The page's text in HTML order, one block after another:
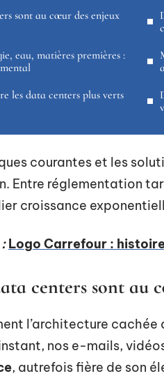
sont au cœur des enjeux
eau, matières premières :
les data centers plus verts
courantes et les
Entre réglementation
croissance
Logo Carrefour :
centers sont au
l’architecture cachée
nos e-mails,
, autrefois fière de son